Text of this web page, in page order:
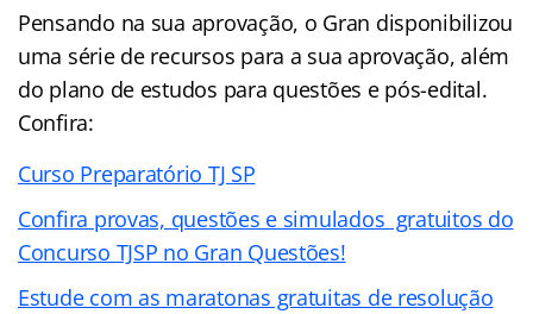
Pensando na sua aprovação, o Gran disponibilizou
uma série de recursos para a sua aprovação, além
do plano de estudos para questões e pós-edital.
Confira:
Curso Preparatório TJ SP
Confira provas, questões e simulados gratuitos do
Concurso TJSP no Gran Questões!
Estude com as maratonas gratuitas de resolução